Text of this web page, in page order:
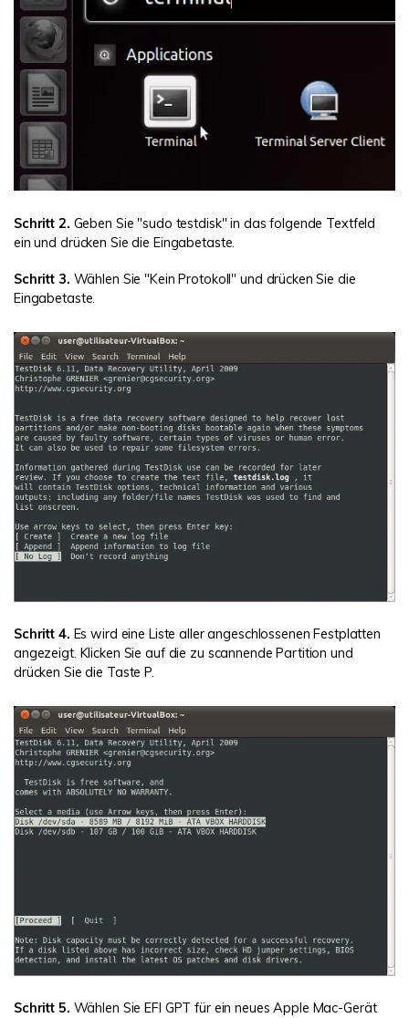
Schritt 2. Geben Sie "sudo testdisk" in das folgende Textfeld
ein und drücken Sie die Eingabetaste.
Schritt 3. Wählen Sie "Kein Protokoll" und drücken Sie die
Eingabetaste.
Schritt 4. Es wird eine Liste aller angeschlossenen Festplatten
angezeigt. Klicken Sie auf die zu scannende Partition und
drücken Sie die Taste P.
Schritt 5. Wählen Sie EFI GPT für ein neues Apple Mac-Gerät